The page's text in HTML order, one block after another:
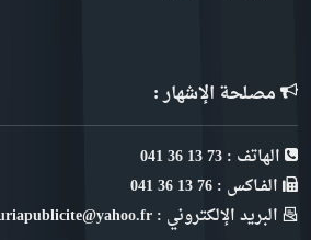
مصلحة الإشهار :
الهاتف : 73 13 36 041
الفـاكس : 76 13 36 041
البريد الإلكتروني : djoumhouriapublicite@yahoo.fr